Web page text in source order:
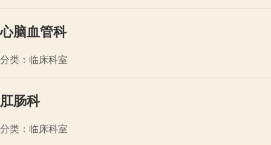
心脑血管科
分类：临床科室
肛肠科
分类：临床科室